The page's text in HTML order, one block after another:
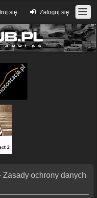
Zaloguj się
się
Zasady ochrony danych